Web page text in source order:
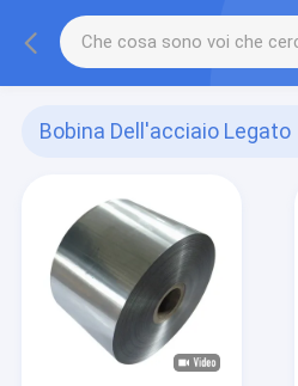
Bobina Dell'acciaio Legato